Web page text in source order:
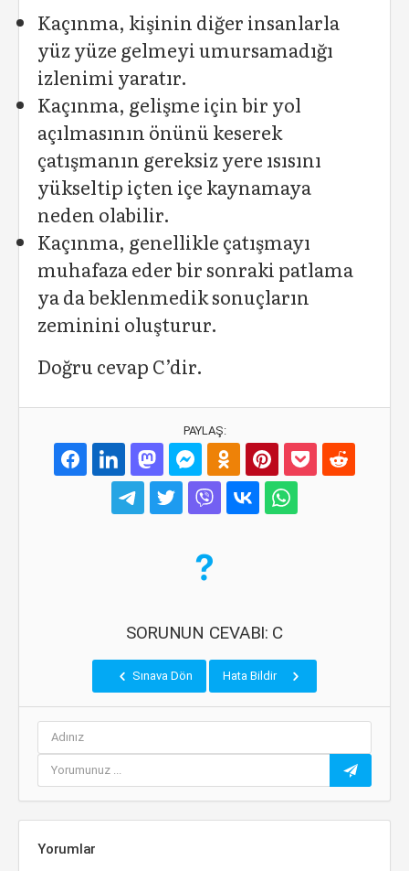
Kaçınma, kişinin diğer insanlarla
yüz yüze gelmeyi umursamadığı
izlenimi yaratır.
Kaçınma, gelişme için bir yol
açılmasının önünü keserek
çatışmanın gereksiz yere ısı­sını
yükseltip içten içe kaynamaya
neden olabilir.
Kaçınma, genellikle çatışmayı
muhafaza eder bir sonraki patlama
ya da beklenmedik sonuçların
zeminini oluşturur.
Doğru cevap C’dir.
PAYLAŞ:
SORUNUN CEVABI: C
Sınava Dön Hata Bildir
Yorumlar